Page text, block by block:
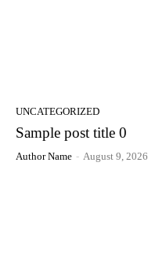
UNCATEGORIZED
Sample post title 0
Author Name - August 9, 2026